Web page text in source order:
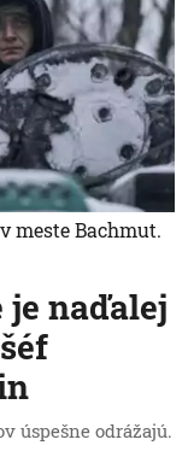
je naďalej
úspešne odrážajú.
meste Bachmut.